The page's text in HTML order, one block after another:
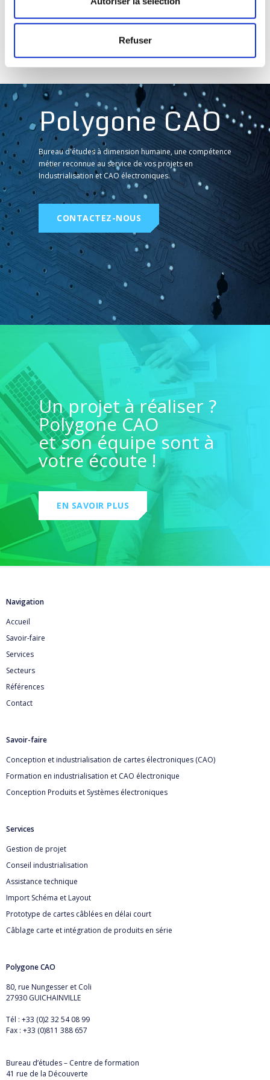
Refuser
02 févr.
Polygone CAO
Bureau d'études à dimension humaine, une compétence
métier reconnue au service de vos projets en
Industrialisation et CAO électroniques.
CONTACTEZ-NOUS
Un projet à réaliser ?
Polygone CAO
et son équipe sont à
votre écoute !
EN SAVOIR PLUS
Navigation
Accueil
Savoir-faire
Services
Secteurs
Références
Contact
Savoir-faire
Conception et industrialisation de cartes électroniques (CAO)
Formation en industrialisation et CAO électronique
Conception Produits et Systèmes électroniques
Services
Gestion de projet
Conseil industrialisation
Assistance technique
Import Schéma et Layout
Prototype de cartes câblées en délai court
Câblage carte et intégration de produits en série
Polygone CAO
80, rue Nungesser et Coli
27930 GUICHAINVILLE
Tél : +33 (0)2 32 54 08 99
Fax : +33 (0)811 388 657
Bureau d’études – Centre de formation
41 rue de la Découverte